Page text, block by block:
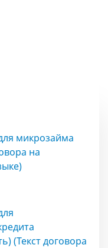
микрозайма
на
(Текст договора